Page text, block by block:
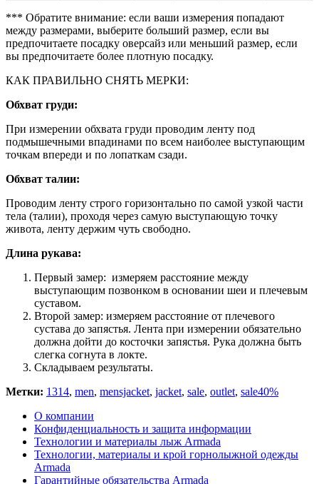
*** Обратите внимание: если ваши измерения попадают
между размерами, выберите больший размер, если вы
предпочитаете посадку оверсайз или меньший размер, если
вы предпочитаете более плотную посадку.
КАК ПРАВИЛЬНО СНЯТЬ МЕРКИ:
Обхват груди:
При измерении обхвата груди проводим ленту под
подмышечными впадинами по всем наиболее выступающим
точкам впереди и по лопаткам сзади.
Обхват талии:
Проводим ленту строго горизонтально по самой узкой части
тела (талии), проходя через самую выступающую точку
живота, ленту держим чуть свободно.
Длина рукава:
Первый замер: измеряем расстояние между
выступающим позвонком в основании шеи и плечевым
суставом.
Второй замер: измеряем расстояние от плечевого
сустава до запястья. Лента при измерении обязательно
должна дойти до косточки запястья. Рука должна быть
слегка согнута в локте.
Складываем результаты.
Метки: 1314, men, mensjacket, jacket, sale, outlet, sale40%
О компании
Конфиденциальность и защита информации
Технологии и материалы лыж Armada
Технологии, материалы и крой горнолыжной одежды
Armada
Гарантийные обязательства Armada